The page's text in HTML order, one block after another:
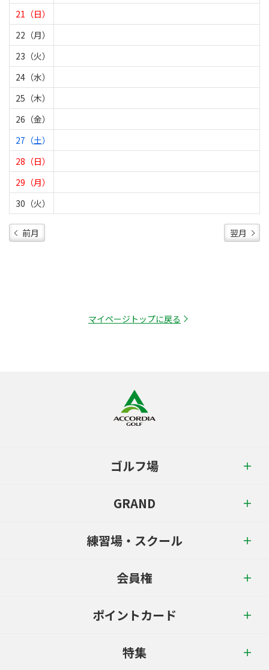
21（日）
22（月）
23（火）
24（水）
25（木）
26（金）
27（土）
28（日）
29（月）
30（火）
前月 翌月
マイページトップに戻る
ゴルフ場
GRAND
練習場・スクール
会員権
ポイントカード
特集